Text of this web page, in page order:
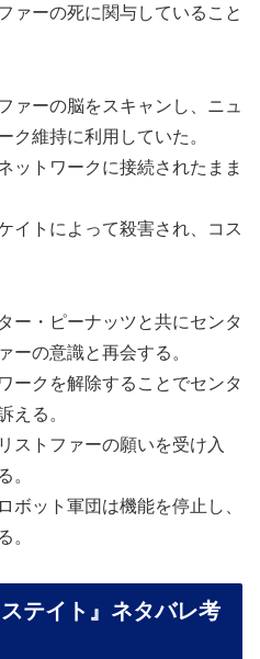
ァーの死に関与していること
ァーの脳をスキャンし、ニュ
ク維持に利用していた。
ットワークに接続されたまま
イトによって殺害され、コス
ー・ピーナッツと共にセンタ
ーの意識と再会する。
ークを解除することでセンタ
える。
ストファーの願いを受け入
。
ボット軍団は機能を停止し、
。
テイト』ネタバレ考